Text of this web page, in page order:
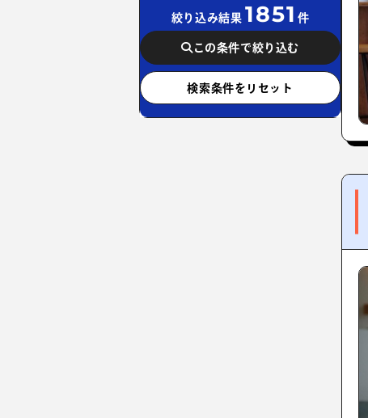
絞り込み結果 1851 件
この条件で絞り込む
検索条件をリセット